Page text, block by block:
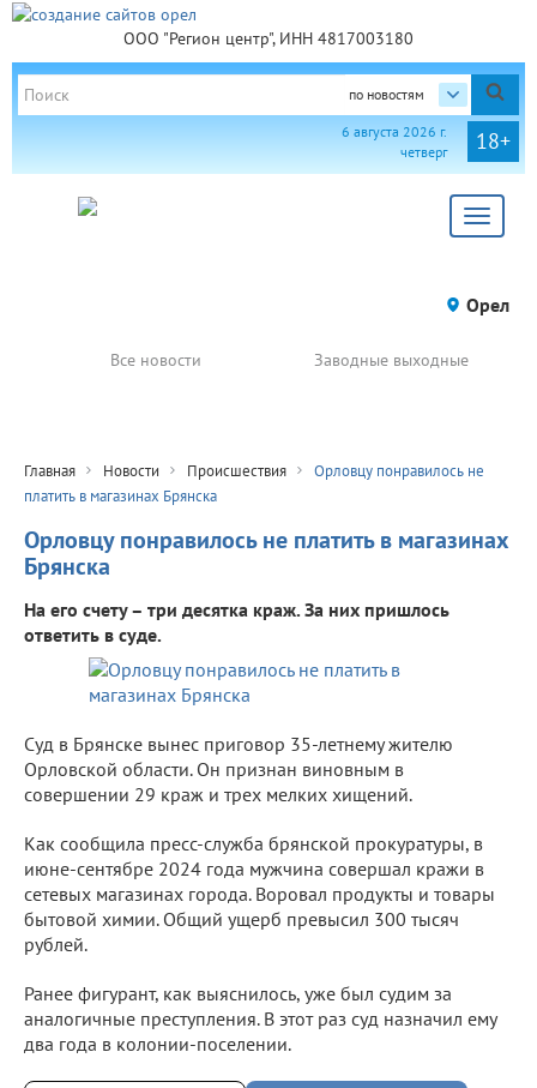
ООО "Регион центр", ИНН 4817003180
по новостям
18+
6 августа 2026 г.
четверг
Toggle
Орел
Все новости Заводные выходные
Главная Новости Происшествия
Орловцу понравилось не
платить в магазинах Брянска
Орловцу понравилось не платить в магазинах
Брянска
На его счету – три десятка краж. За них пришлось
ответить в суде.
Суд в Брянске вынес приговор 35-летнему жителю
Орловской области. Он признан виновным в
совершении 29 краж и трех мелких хищений.
Как сообщила пресс-служба брянской прокуратуры, в
июне-сентябре 2024 года мужчина совершал кражи в
сетевых магазинах города. Воровал продукты и товары
бытовой химии. Общий ущерб превысил 300 тысяч
рублей.
Ранее фигурант, как выяснилось, уже был судим за
аналогичные преступления. В этот раз суд назначил ему
два года в колонии-поселении.